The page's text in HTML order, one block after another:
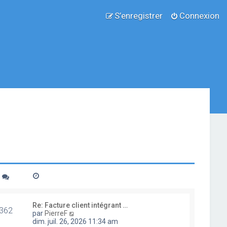
Connexion
S’enregistrer
Re: Facture client intégrant …
par PierreF
o
dim. juil. 26, 2026 11:34 am